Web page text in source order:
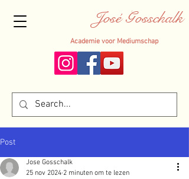
José Gosschalk
Academie voor Mediumschap
Post
Jose Gosschalk
25 nov 2024 2 minuten om te lezen